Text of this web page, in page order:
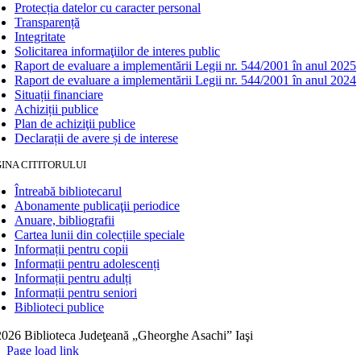
Protecția datelor cu caracter personal
Transparență
Integritate
Solicitarea informaţiilor de interes public
Raport de evaluare a implementării Legii nr. 544/2001 în anul 2025
Raport de evaluare a implementării Legii nr. 544/2001 în anul 2024
Situații financiare
Achiziții publice
Plan de achiziţii publice
Declarații de avere și de interese
CITITORULUI
Întreabă bibliotecarul
Abonamente publicaţii periodice
Anuare, bibliografii
Cartea lunii din colecțiile speciale
Informații pentru copii
Informații pentru adolescenți
Informații pentru adulți
Informații pentru seniori
Biblioteci publice
Biblioteca Judeţeană „Gheorghe Asachi” Iaşi
Page load link